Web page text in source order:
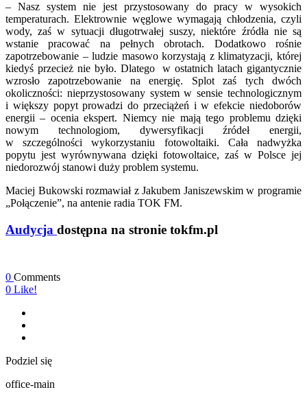
– Nasz system nie jest przystosowany do pracy w wysokich
temperaturach. Elektrownie węglowe wymagają chłodzenia, czyli
wody, zaś w sytuacji długotrwałej suszy, niektóre źródła nie są
wstanie pracować na pełnych obrotach. Dodatkowo rośnie
zapotrzebowanie – ludzie masowo korzystają z klimatyzacji, której
kiedyś przecież nie było. Dlatego w ostatnich latach gigantycznie
wzrosło zapotrzebowanie na energię. Splot zaś tych dwóch
okoliczności: nieprzystosowany system w sensie technologicznym
i większy popyt prowadzi do przeciążeń i w efekcie niedoborów
energii – ocenia ekspert. Niemcy nie mają tego problemu dzięki
nowym technologiom, dywersyfikacji źródeł energii,
w szczególności wykorzystaniu fotowoltaiki. Cała nadwyżka
popytu jest wyrównywana dzięki fotowoltaice, zaś w Polsce jej
niedorozwój stanowi duży problem systemu.
Maciej Bukowski rozmawiał z Jakubem Janiszewskim w programie
„Połączenie”, na antenie radia TOK FM.
Audycja dostępna na stronie tokfm.pl
0 Comments
0 Like!
Podziel się
office-main